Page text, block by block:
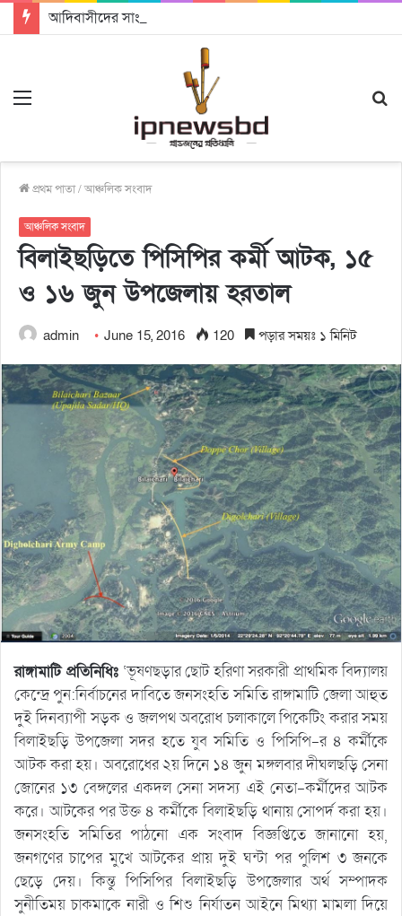
প্রথম পাতা/আঞ্চলিক সংবাদ
আঞ্চলিক সংবাদ
বিলাইছড়িতে পিসিপির কর্মী আটক, ১৫
ও ১৬ জুন উপজেলায় হরতাল
admin June 15, 2016 120 পড়ার সময়ঃ ১ মিনিট
রাঙ্গামাটি প্রতিনিধিঃ ‘ভূষণছড়ার ছোট হরিণা সরকারী প্রাথমিক বিদ্যালয়
কেন্দ্রে পুন:নির্বাচনের দাবিতে জনসংহতি সমিতি রাঙ্গামাটি জেলা আহুত
দুই দিনব্যাপী সড়ক ও জলপথ অবরোধ চলাকালে পিকেটিং করার সময়
বিলাইছড়ি উপজেলা সদর হতে যুব সমিতি ও পিসিপি-র ৪ কর্মীকে
আটক করা হয়। অবরোধের ২য় দিনে ১৪ জুন মঙ্গলবার দীঘলছড়ি সেনা
জোনের ১৩ বেঙ্গলের একদল সেনা সদস্য এই নেতা-কর্মীদের আটক
করে। আটকের পর উক্ত ৪ কর্মীকে বিলাইছড়ি থানায় সোপর্দ করা হয়।
জনসংহতি সমিতির পাঠনো এক সংবাদ বিজ্ঞপ্তিতে জানানো হয়,
জনগণের চাপের মুখে আটকের প্রায় দুই ঘন্টা পর পুলিশ ৩ জনকে
ছেড়ে দেয়। কিন্তু পিসিপির বিলাইছড়ি উপজেলার অর্থ সম্পাদক
সুনীতিময় চাকমাকে নারী ও শিশু নির্যাতন আইনে মিথ্যা মামলা দিয়ে